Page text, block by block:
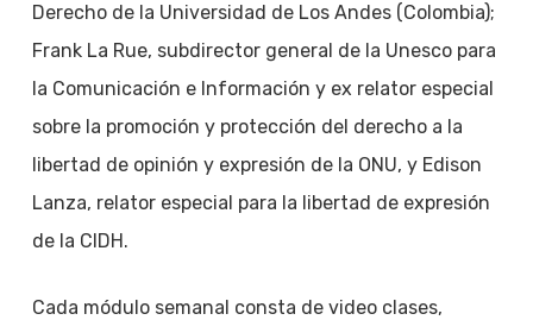
Derecho de la Universidad de Los Andes (Colombia);
Frank La Rue, subdirector general de la Unesco para
la Comunicación e Información y ex relator especial
sobre la promoción y protección del derecho a la
libertad de opinión y expresión de la ONU, y Edison
Lanza, relator especial para la libertad de expresión
de la CIDH.
Cada módulo semanal consta de video clases,